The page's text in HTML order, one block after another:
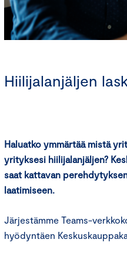
Hiilijalanjäljen
Haluatko ymmärtää mistä
yrityksesi hiilijalanjäljen?
saat kattavan
laatimiseen.
Järjestämme Teams-
hyödyntäen